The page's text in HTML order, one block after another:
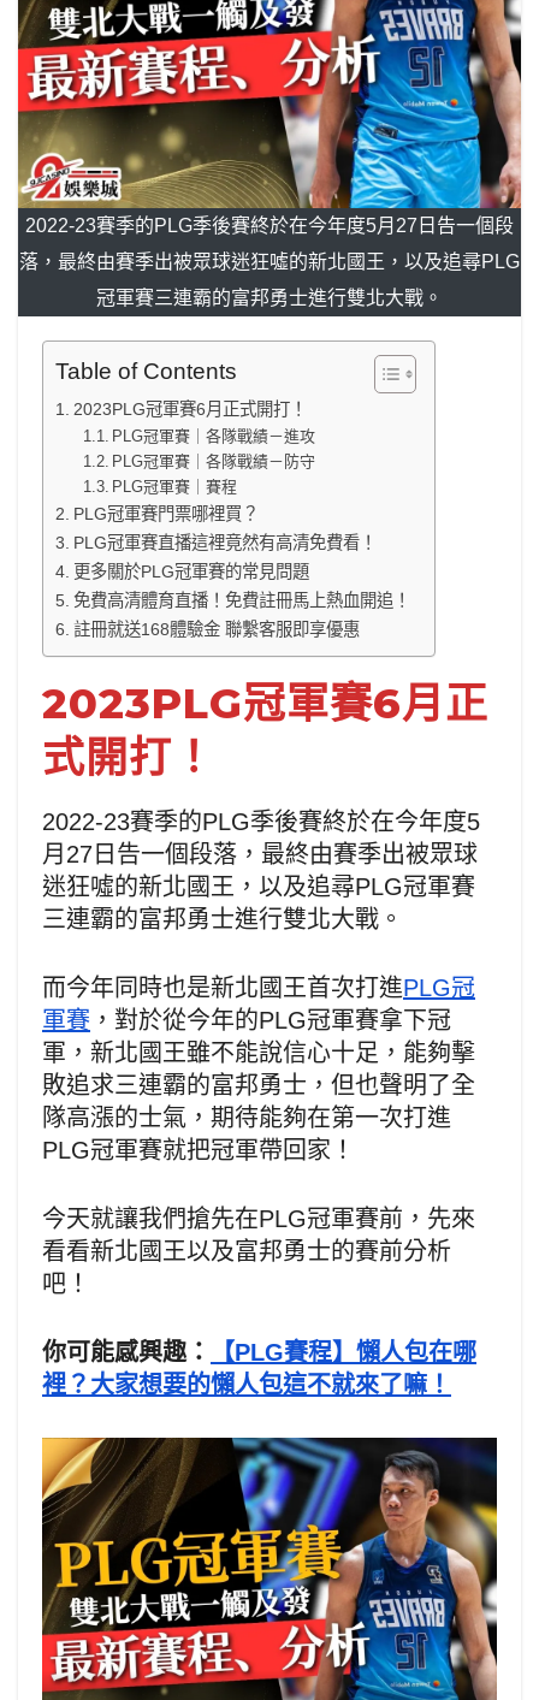
2022-23賽季的PLG季後賽終於在今年度5月27日告一個段
落，最終由賽季出被眾球迷狂噓的新北國王，以及追尋PLG
冠軍賽三連霸的富邦勇士進行雙北大戰。
Table of Contents
2023PLG冠軍賽6月正式開打！
PLG冠軍賽｜各隊戰績－進攻
PLG冠軍賽｜各隊戰績－防守
PLG冠軍賽｜賽程
PLG冠軍賽門票哪裡買？
PLG冠軍賽直播這裡竟然有高清免費看！
更多關於PLG冠軍賽的常見問題
免費高清體育直播！免費註冊馬上熱血開追！
註冊就送168體驗金 聯繫客服即享優惠
2023PLG冠軍賽6月正
式開打！
2022-23賽季的PLG季後賽終於在今年度5
月27日告一個段落，最終由賽季出被眾球
迷狂噓的新北國王，以及追尋PLG冠軍賽
三連霸的富邦勇士進行雙北大戰。
而今年同時也是新北國王首次打進PLG冠
軍賽 ，對於從今年的PLG冠軍賽拿下冠
軍，新北國王雖不能說信心十足，能夠擊
敗追求三連霸的富邦勇士，但也聲明了全
隊高漲的士氣，期待能夠在第一次打進
PLG冠軍賽就把冠軍帶回家！
今天就讓我們搶先在PLG冠軍賽前，先來
看看新北國王以及富邦勇士的賽前分析
吧！
你可能感興趣：
【PLG賽程】懶人包在哪
裡？大家想要的懶人包這不就來了嘛！